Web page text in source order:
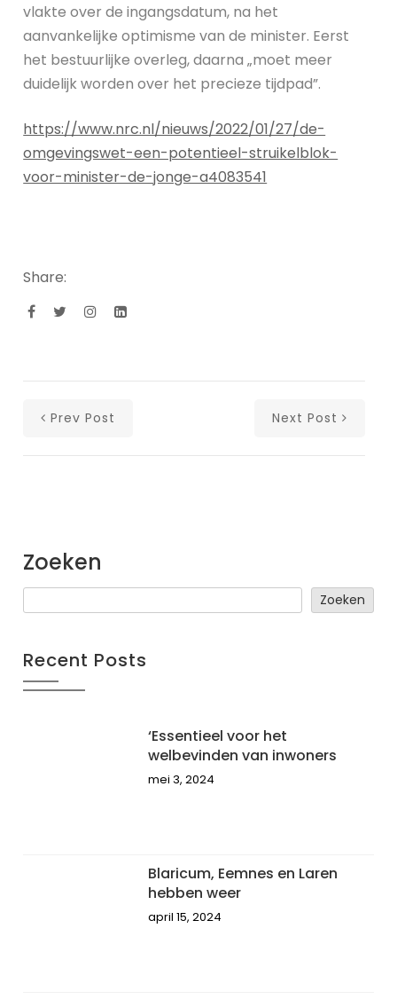
vlakte over de ingangsdatum, na het
aanvankelijke optimisme van de minister. Eerst
het bestuurlijke overleg, daarna „moet meer
duidelijk worden over het precieze tijdpad”.
https://www.nrc.nl/nieuws/2022/01/27/de-
omgevingswet-een-potentieel-struikelblok-
voor-minister-de-jonge-a4083541
Share:
Prev Post Next Post
Zoeken
Zoeken
Recent Posts
‘Essentieel voor het
welbevinden van inwoners
mei 3, 2024
Blaricum, Eemnes en Laren
hebben weer
april 15, 2024